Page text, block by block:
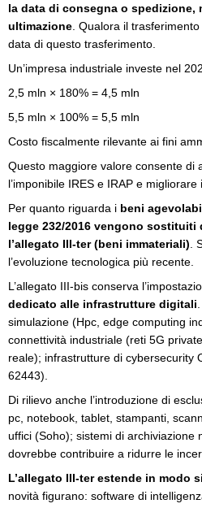
la data di consegna o spedizione,
ultimazione . Qualora il
data di questo trasferimento.
Un’impresa industriale investe nel
2,5 mln × 180% = 4,5 mln
5,5 mln × 100% = 5,5 mln
Costo fiscalmente rilevante ai fini
Questo maggiore valore consente di
l’imponibile IRES e IRAP e
Per quanto riguarda i beni
legge 232/2016 vengono sostituiti
l’allegato III-ter (beni immateriali) .
l’evoluzione tecnologica più recente.
L’allegato III-bis conserva
dedicato alle infrastrutture digitali
simulazione (Hpc, edge computing
connettività industriale (reti 5G
reale); infrastrutture di cybersecurity
62443).
Di rilievo anche l’introduzione di
pc, notebook, tablet, stampanti,
uffici (Soho); sistemi di archiviazione
dovrebbe contribuire a ridurre le
L’allegato III-ter estende in modo
novità figurano: software di